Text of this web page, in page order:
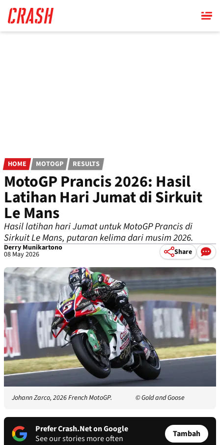
main
content
HOME MOTOGP RESULTS
MotoGP Prancis 2026: Hasil
Latihan Hari Jumat di Sirkuit
Le Mans
Hasil latihan hari Jumat untuk MotoGP Prancis di
Sirkuit Le Mans, putaran kelima dari musim 2026.
Derry Munikartono
08 May 2026 Share
Johann Zarco, 2026 French MotoGP. © Gold and Goose
Prefer Crash.Net on Google
See our stories more often
Tambah